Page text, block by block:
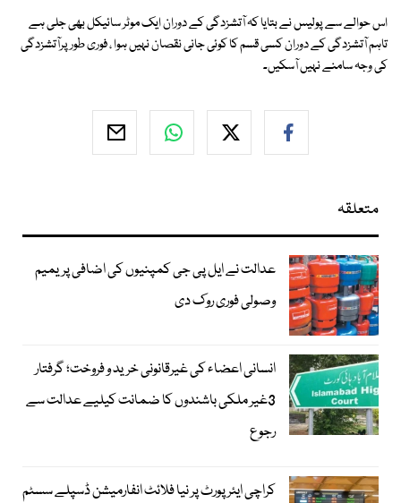
اس حوالے سے پولیس نے بتایا کہ آتشزدگی کے دوران ایک موٹر سائیکل بھی جلی ہے
تاہم آتشزدگی کے دوران کسی قسم کا کوئی جانی نقصان نہیں ہوا ، فوری طورپرآتشزدگی
کی وجہ سامنے نہیں آسکیں۔
متعلقہ
عدالت نے ایل پی جی کمپنیوں کی اضافی پریمیم
وصولی فوری روک دی
انسانی اعضاء کی غیرقانونی خرید و فروخت؛ گرفتار
3غیر ملکی باشندوں کا ضمانت کیلیے عدالت سے
رجوع
کراچی ایئرپورٹ پر نیا فلائٹ انفارمیشن ڈسپلے سسٹم